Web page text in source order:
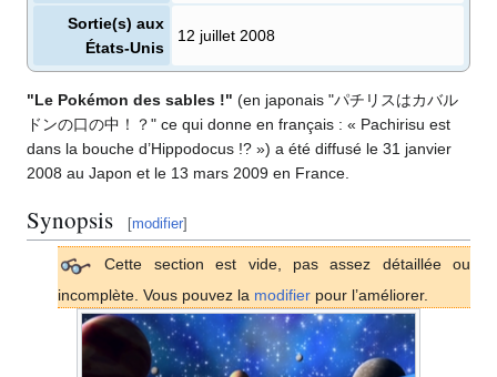
Sortie(s) aux
États-Unis
12 juillet 2008
"Le Pokémon des sables !" (en japonais "パチリスはカバル
ドンの口の中！？" ce qui donne en français : « Pachirisu est
dans la bouche d’Hippodocus !? ») a été diffusé le 31 janvier
2008 au Japon et le 13 mars 2009 en France.
Synopsis [modifier]
Cette section est vide, pas assez détaillée ou
incomplète. Vous pouvez la modifier pour l’améliorer.